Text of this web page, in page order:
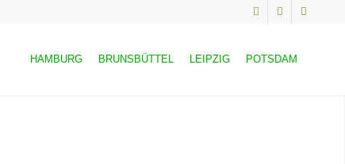
HAMBURG BRUNSBÜTTEL LEIPZIG POTSDAM